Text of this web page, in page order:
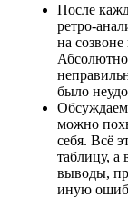
После
ретро-
на
Абсолютно
было
можно
себя. Всё
таблицу, а
выводы,
иную